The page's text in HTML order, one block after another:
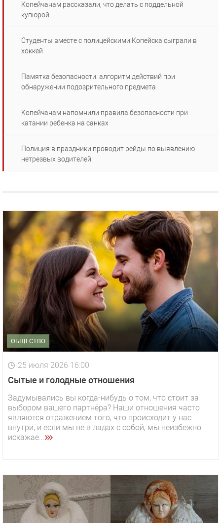
Копейчанам рассказали, что делать с поддельной
купюрой
Студенты вместе с полицейскими Копейска сыграли в
хоккей
Памятка безопасности: алгоритм действий при
обнаружении подозрительного предмета
Копейчанам напомнили правила безопасности при
катании ребенка на санках
Полиция в праздники проводит рейды по выявлению
нетрезвых водителей
ОБЩЕСТВО
25 июля 2026 16:00
Сытые и голодные отношения
Задумывались вы когда-нибудь о том, что стоит за
выбором вашего партнёра? Наши отношения часто
являются отражением того, что происходит у нас
внутри, и если мы не в ладах с собой, мы неизбежно
искажае...